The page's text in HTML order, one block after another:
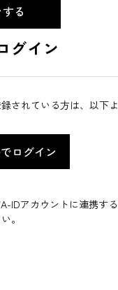
グイン
されている方は、以下
IDアカウントに連携す
。